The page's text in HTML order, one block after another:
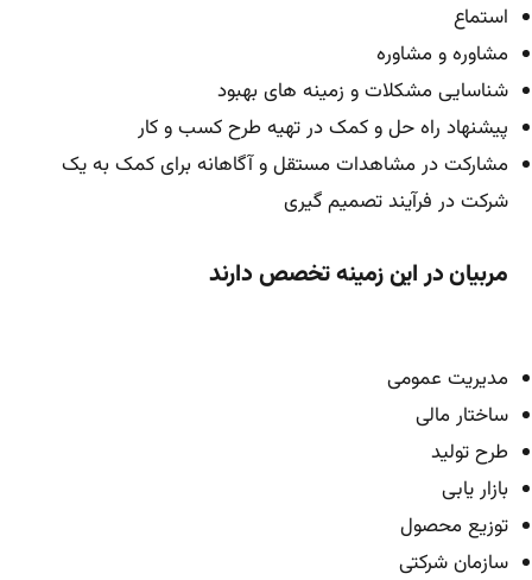
استماع
مشاوره و مشاوره
شناسایی مشکلات و زمینه های بهبود
پیشنهاد راه حل و کمک در تهیه طرح کسب و کار
مشارکت در مشاهدات مستقل و آگاهانه برای کمک به یک
شرکت در فرآیند تصمیم گیری
مربیان در این زمینه تخصص دارند
مدیریت عمومی
ساختار مالی
طرح تولید
بازار یابی
توزیع محصول
سازمان شرکتی